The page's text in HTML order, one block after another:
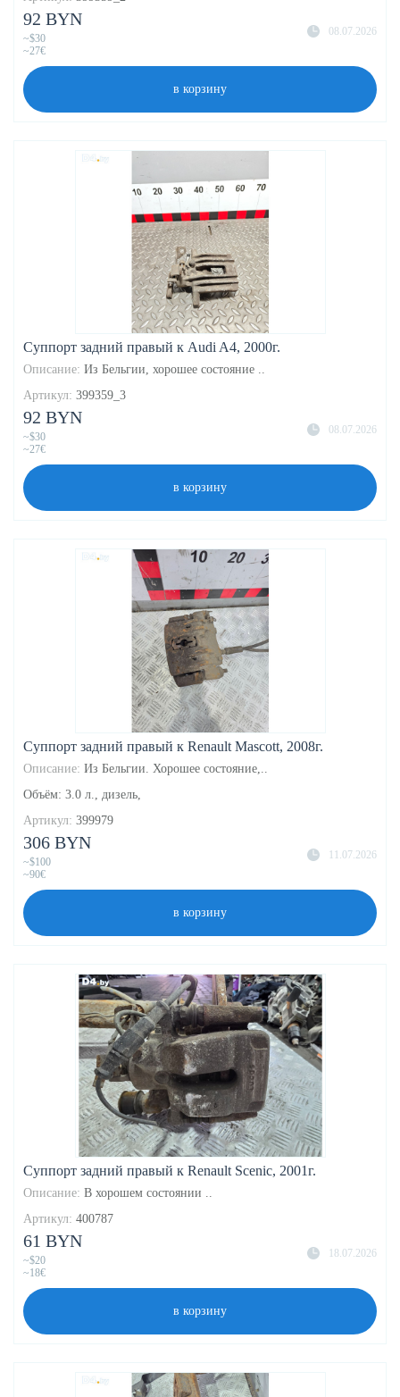
08.07.2026
92 BYN
~$30
~27€
в корзину
Суппорт задний правый к Audi A4, 2000г.
Описание: Из Бельгии, хорошее состояние ..
Артикул: 399359_3
08.07.2026
92 BYN
~$30
~27€
в корзину
Суппорт задний правый к Renault Mascott, 2008г.
Описание: Из Бельгии. Хорошее состояние,..
Объём: 3.0 л., дизель,
Артикул: 399979
11.07.2026
306 BYN
~$100
~90€
в корзину
Суппорт задний правый к Renault Scenic, 2001г.
Описание: В хорошем состоянии ..
Артикул: 400787
18.07.2026
61 BYN
~$20
~18€
в корзину